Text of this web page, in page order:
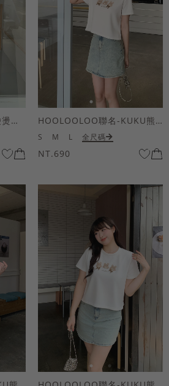
HOOLOOLOO聯名-口袋燙金KUKU熊短袖上衣 HOOLOOLOO聯名-KUKU熊蝴蝶結短袖上衣
S M L 全尺碼
NT.690